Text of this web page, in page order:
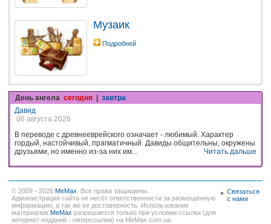
Музаик
Подробней
День ангела сегодня
завтра
Давид
06 августа 2026
В переводе с древнееврейского означает - любимый. Характер
гордый, настойчивый, прагматичный. Давиды общительны, окружены
друзьями, но именно из-за них им...
Читать дальше
© 2009 - 2026 MeMax . Все права защищены.
Администрация сайта не несёт ответственности за размещённую
информацию, а так же ее достоверность. Использование
материалов MeMax разрешается только при условии ссылки (для
интернет-изданий - гиперссылки) на MeMax.com.ua.
Связаться
с нами